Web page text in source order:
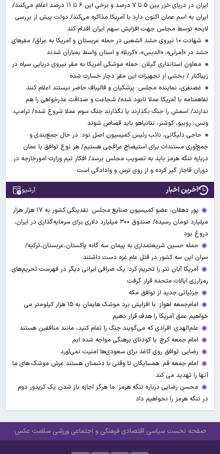
ایران در دریای خزر بین ۵ تا ۷ درصد و برخی این ۶ تا ۱۱ درصد اعلام می‌کنند/
ایران به اسم عمان اکنون دارد با آمریکا مذاکره می‌کند/ دولت پیش از بررسی
لایحه توسط مجلس جهت افزایش سهم ایران اقدام کند
شهادت ۱۰ نیروی حشد الشعبی در حمله عربستان و آمریکا به عراق/ مقرهای
حشد در »آمرلی»، «الدبس»، «کربلا« و استان واسط بمباران شدند
معاون استانداری گیلان: حمله موشکی آمریکا به مقر نیروی دریایی سپاه در
زیباکنار / بخشی از تجهیزات این مقر دچار خسارت شده
غضنفری، نماینده مجلس: پزشکیان و قالیباف حاضر نیستند اعلام کنند
تفاهمنامه با آمریکا عملا نابود شده/ شجاعت و صداقت عذرخواهی را هم
ندارند/ اسمش را جنگ بگذارند یا نگذارند جنگ سوم عملا شروع شده/ ترامپ،
ونس، روبیو، کوشنر، نتانیاهو باید قصاص شوند
حاجی دلیگانی، نائب رئیس کمیسیون اصل نود: در حال جمع‌بندی و
جمع‌آوری مستندات برای استیضاح عراقچی هستیم/ هر نوع توافق با عمان
درباره تنگه هرمز باید به تصویب مجلس برسد/ افکار تیم وزارت امورخارجه در
دوران قاجار گیر کرده و از روی ترس و وادادگی است
آخرین اخبار آرشیو
پور دهقان، عضو کمیسیون صنایع مجلس: نقدینگی کشور به ۱۷ هزار هزار
میلیارد تومان رسیده/ صندوق ۳۰۰ میلیارد دلاری برای سرمایه‌گذاری در ایران،
دروغ بود
حمله حسین شریعتمداری به پیمان سه گانه پاکستان،عربستان،ترکیه/
سران این سه کشور در قتل عام غزه دست داشتند
آمریکا آبان تتر را تحریم کرد؛ یک صرافی ایرانی دیگر در فهرست تحریم‌های
رمزارزی ایالات متحده قرار گرفت
جزئیاتی جدید از توافق مکه
امام‌جمعه اهواز: با افزایش برد موشک هایمان به ۱۵ هزار کیلومتر می
خواهیم عمق آمریکا را هدف قرار دهیم
علم‌الهدی: افرادی که می‌گویند جنگ را تمام کنید، مانند منافقین هستند
امام جمعه کرج: با کودتای برهنگی مواجه شده ایم
رضایی: توافق روی کاغذ برای سعودی‌ها امنیت نمی‌آورد
امام جمعه قم: همسایگان تا وقتی با دشمنان هستند غرش موشک های ما
آنها را تهدید می کند
محسن رضایی درباره تنگه هرمز؛ ما هرگز اجازه باز شدن یک کریدور دوم
در تنگه هرمز را نخواهیم داد
صفحه نخست سیاسی اقتصادی فرهنگی و اجتماعی ورزشی سلامت عکس